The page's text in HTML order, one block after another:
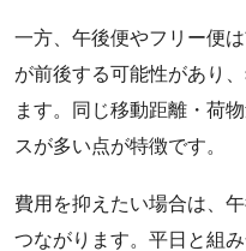
一方、午後便やフリー便
が前後する可能性があり
ます。同じ移動距離・荷
スが多い点が特徴です。
費用を抑えたい場合は、
つながります。平日と組